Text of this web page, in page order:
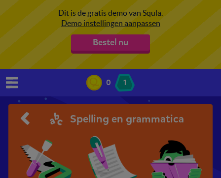
Dit is de gratis demo van Squla.
Demo instellingen aanpassen
Bestel nu
0 1
Spelling en grammatica